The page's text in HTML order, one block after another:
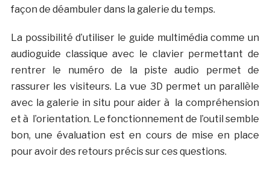
façon de déambuler dans la galerie du temps.
La possibilité d’utiliser le guide multimédia comme un
audioguide classique avec le clavier permettant de
rentrer le numéro de la piste audio permet de
rassurer les visiteurs. La vue 3D permet un parallèle
avec la galerie in situ pour aider à la compréhension
et à l’orientation. Le fonctionnement de l’outil semble
bon, une évaluation est en cours de mise en place
pour avoir des retours précis sur ces questions.